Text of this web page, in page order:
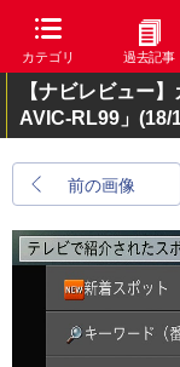
カテゴリ 過去記事
【ナビレビュー
AVIC-RL99」 (18/
前の画像